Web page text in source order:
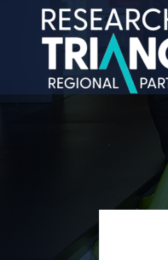
Aller au contenu